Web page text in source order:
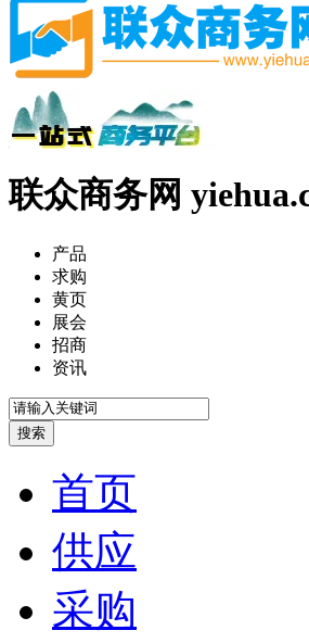
联众商务网
产品
求购
黄页
展会
招商
资讯
首页
供应
采购